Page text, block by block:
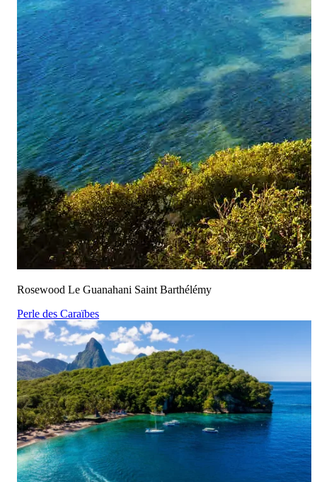
Rosewood Le Guanahani Saint Barthélémy
Perle des Caraïbes